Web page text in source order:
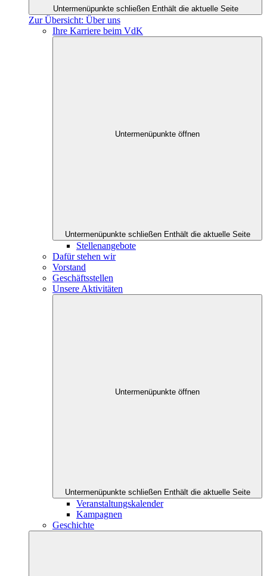
Untermenüpunkte schließen Enthält die aktuelle Seite
Zur Übersicht: Über uns
Ihre Karriere beim VdK
Untermenüpunkte öffnen
Untermenüpunkte schließen Enthält die aktuelle Seite
Stellenangebote
Dafür stehen wir
Vorstand
Geschäftsstellen
Unsere Aktivitäten
Untermenüpunkte öffnen
Untermenüpunkte schließen Enthält die aktuelle Seite
Veranstaltungskalender
Kampagnen
Geschichte